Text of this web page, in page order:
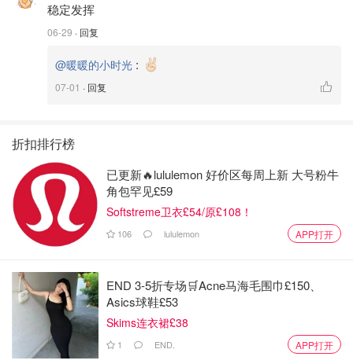
稳定发挥
06-29 · 回复
@暖暖的小时光 :
07-01 · 回复
折扣排行榜
已更新🔥lululemon 好价区每周上新 大号粉牛
角包罕见£59
Softstreme卫衣£54/原£108！
106 lululemon APP打开
END 3-5折专场🛒Acne马海毛围巾£150、
Asics球鞋£53
Skims连衣裙£38
1 END. APP打开